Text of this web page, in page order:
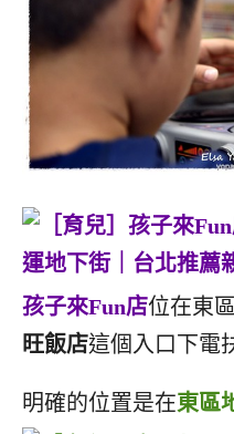
孩子來Fun店位在東
旺飯店這個入口下電
明確的位置是在東區